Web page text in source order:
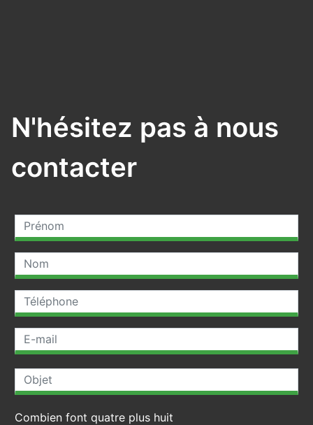
N'hésitez pas à nous
contacter
Combien font quatre plus huit